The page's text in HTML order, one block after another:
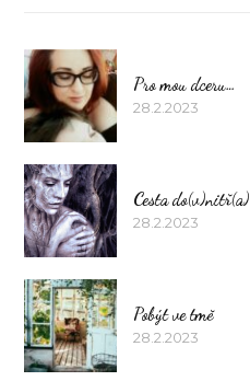
Pro mou dceru…
28.2.2023
Cesta do(v)nitř(a)
28.2.2023
Pobýt ve tmě
28.2.2023